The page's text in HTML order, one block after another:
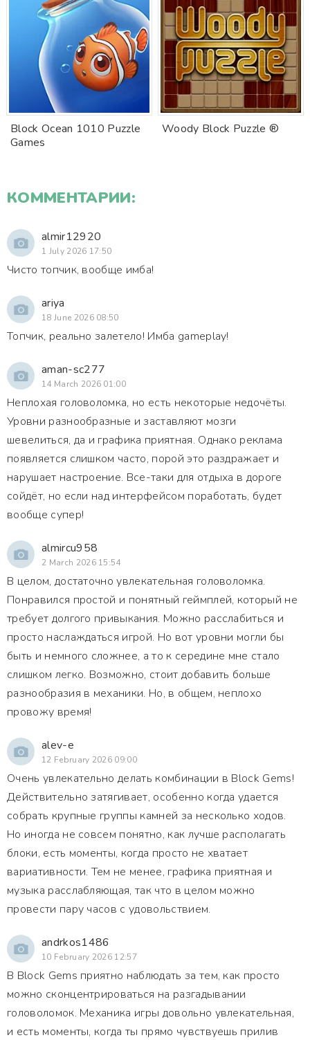
Block Ocean 1010 Puzzle
Games
Woody Block Puzzle ®
КОММЕНТАРИИ:
almir12920
1 July 2026 17:50
Чисто топчик, вообще имба!
ariya
18 June 2026 08:50
Топчик, реально залетело! Имба gameplay!
aman-sc277
14 March 2026 01:00
Неплохая головоломка, но есть некоторые недочёты.
Уровни разнообразные и заставляют мозги
шевелиться, да и графика приятная. Однако реклама
появляется слишком часто, порой это раздражает и
нарушает настроение. Все-таки для отдыха в дороге
сойдёт, но если над интерфейсом поработать, будет
вообще супер!
almircu958
2 March 2026 15:54
В целом, достаточно увлекательная головоломка.
Понравился простой и понятный геймплей, который не
требует долгого привыкания. Можно расслабиться и
просто наслаждаться игрой. Но вот уровни могли бы
быть и немного сложнее, а то к середине мне стало
слишком легко. Возможно, стоит добавить больше
разнообразия в механики. Но, в общем, неплохо
провожу время!
alev-e
12 February 2026 09:00
Очень увлекательно делать комбинации в Block Gems!
Действительно затягивает, особенно когда удается
собрать крупные группы камней за несколько ходов.
Но иногда не совсем понятно, как лучше располагать
блоки, есть моменты, когда просто не хватает
вариативности. Тем не менее, графика приятная и
музыка расслабляющая, так что в целом можно
провести пару часов с удовольствием.
andrkos1486
10 February 2026 12:57
В Block Gems приятно наблюдать за тем, как просто
можно сконцентрироваться на разгадывании
головоломок. Механика игры довольно увлекательная,
и есть моменты, когда ты прямо чувствуешь прилив